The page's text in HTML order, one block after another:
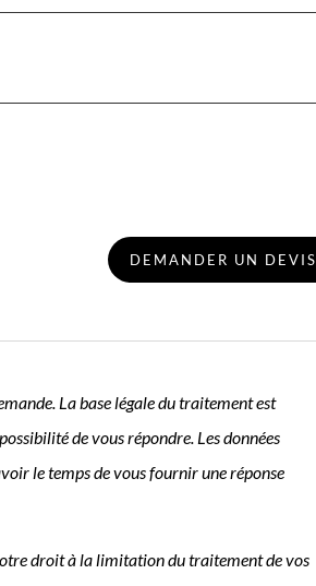
DEMANDER UN DEVIS
La base légale du traitement est
de vous répondre. Les données
le temps de vous fournir une réponse
droit à la limitation du traitement de vos